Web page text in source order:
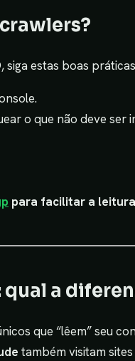
estas boas
o que não deve ser
para facilitar a
a
que “lêem” seu
também visitam